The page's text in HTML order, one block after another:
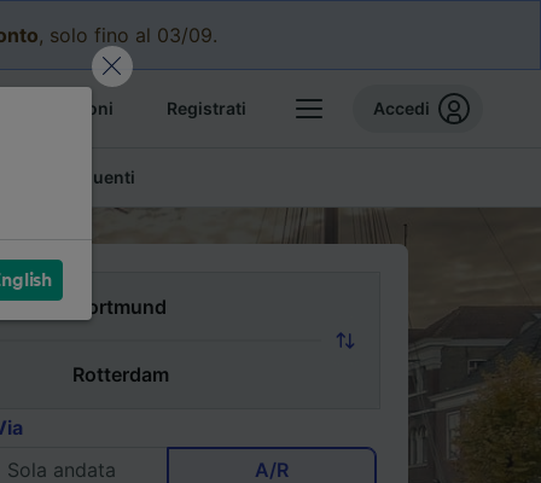
, solo fino al 03/09.
prenotazioni Registrati Accedi
frequenti
Sola andata
A/R